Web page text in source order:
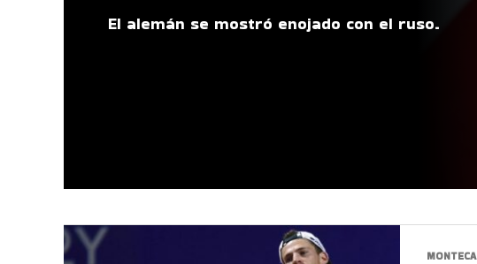
El alemán se mostró enojado con el ruso.